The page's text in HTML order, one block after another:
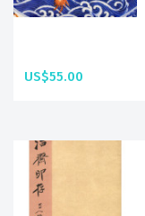
US$55.00